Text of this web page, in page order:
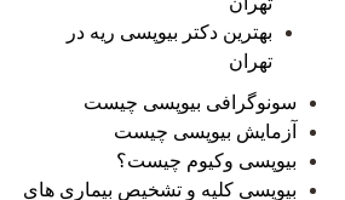
بهترین دکتر بیوپسی ریه در
تهران
سونوگرافی بیوپسی چیست
آزمایش بیوپسی چیست
بیوپسی وکیوم چیست؟
بیوپسی کلیه و تشخیص بیماری های